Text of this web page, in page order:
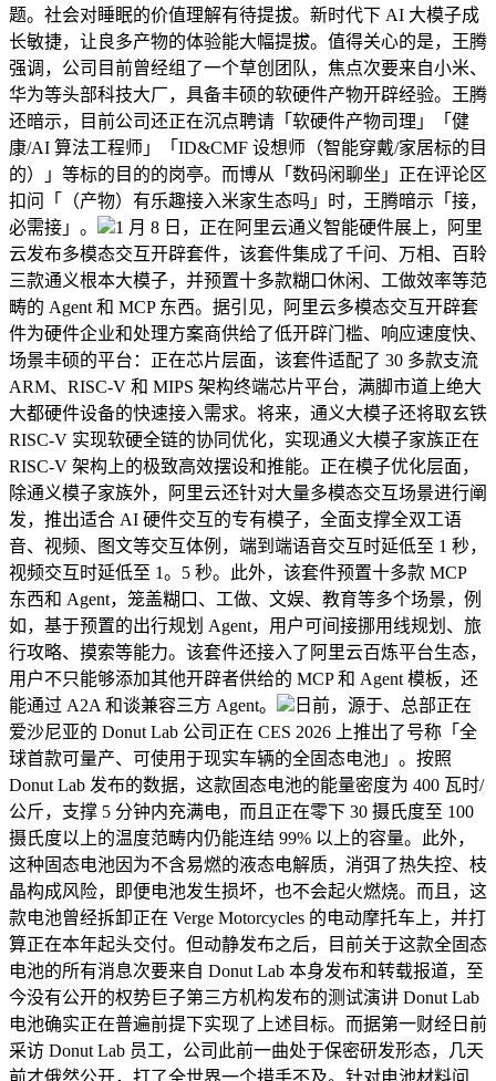
题。社会对睡眠的价值理解有待提拔。新时代下 AI 大模子成
长敏捷，让良多产物的体验能大幅提拔。值得关心的是，王腾
强调，公司目前曾经组了一个草创团队，焦点次要来自小米、
华为等头部科技大厂，具备丰硕的软硬件产物开辟经验。王腾
还暗示，目前公司还正在沉点聘请「软硬件产物司理」「健
康/AI 算法工程师」「ID&CMF 设想师（智能穿戴/家居标的目
的）」等标的目的的岗亭。而博从「数码闲聊坐」正在评论区
扣问「（产物）有乐趣接入米家生态吗」时，王腾暗示「接，
必需接」。
1 月 8 日，正在阿里云通义智能硬件展上，阿里
云发布多模态交互开辟套件，该套件集成了千问、万相、百聆
三款通义根本大模子，并预置十多款糊口休闲、工做效率等范
畴的 Agent 和 MCP 东西。据引见，阿里云多模态交互开辟套
件为硬件企业和处理方案商供给了低开辟门槛、响应速度快、
场景丰硕的平台：正在芯片层面，该套件适配了 30 多款支流
ARM、RISC-V 和 MIPS 架构终端芯片平台，满脚市道上绝大
大都硬件设备的快速接入需求。将来，通义大模子还将取玄铁
RISC-V 实现软硬全链的协同优化，实现通义大模子家族正在
RISC-V 架构上的极致高效摆设和推能。正在模子优化层面，
除通义模子家族外，阿里云还针对大量多模态交互场景进行阐
发，推出适合 AI 硬件交互的专有模子，全面支撑全双工语
音、视频、图文等交互体例，端到端语音交互时延低至 1 秒，
视频交互时延低至 1。5 秒。此外，该套件预置十多款 MCP
东西和 Agent，笼盖糊口、工做、文娱、教育等多个场景，例
如，基于预置的出行规划 Agent，用户可间接挪用线规划、旅
行攻略、摸索等能力。该套件还接入了阿里云百炼平台生态，
用户不只能够添加其他开辟者供给的 MCP 和 Agent 模板，还
能通过 A2A 和谈兼容三方 Agent。
日前，源于、总部正在
爱沙尼亚的 Donut Lab 公司正在 CES 2026 上推出了号称「全
球首款可量产、可使用于现实车辆的全固态电池」。按照
Donut Lab 发布的数据，这款固态电池的能量密度为 400 瓦时/
公斤，支撑 5 分钟内充满电，而且正在零下 30 摄氏度至 100
摄氏度以上的温度范畴内仍能连结 99% 以上的容量。此外，
这种固态电池因为不含易燃的液态电解质，消弭了热失控、枝
晶构成风险，即便电池发生损坏，也不会起火燃烧。而且，这
款电池曾经拆卸正在 Verge Motorcycles 的电动摩托车上，并打
算正在本年起头交付。但动静发布之后，目前关于这款全固态
电池的所有消息次要来自 Donut Lab 本身发布和转载报道，至
今没有公开的权势巨子第三方机构发布的测试演讲 Donut Lab
电池确实正在普遍前提下实现了上述目标。而据第一财经日前
采访 Donut Lab 员工，公司此前一曲处于保密研发形态，几天
前才俄然公开，打了全世界一个措手不及。针对电池材料问